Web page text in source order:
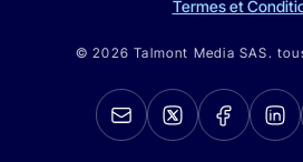
Termes et
© 2026 Talmont Media SAS.